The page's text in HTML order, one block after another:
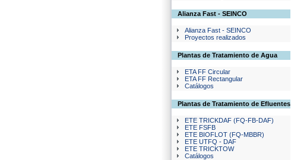
Alianza Fast - SEINCO
Alianza Fast - SEINCO
Proyectos realizados
Plantas de Tratamiento de Agua
ETA FF Circular
ETA FF Rectangular
Catálogos
Plantas de Tratamiento de Efluentes
ETE TRICKDAF (FQ-FB-DAF)
ETE FSFB
ETE BIOFLOT (FQ-MBBR)
ETE UTFQ - DAF
ETE TRICKTOW
Catálogos